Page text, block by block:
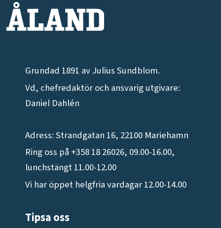
Grundad 1891 av Julius Sundblom.
Vd, chefredaktör och ansvarig utgivare:
Daniel Dahlén
Adress: Strandgatan 16, 22100 Mariehamn
Ring oss på +358 18 26026, 09.00-16.00,
lunchstängt 11.00-12.00
Vi har öppet helgfria vardagar 12.00-14.00
Tipsa oss